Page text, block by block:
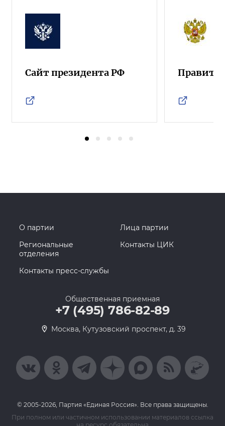
Сайт президента РФ
О партии
Лица партии
Региональные
отделения
Контакты ЦИК
Контакты пресс-службы
Общественная приемная
+7 (495) 786-82-89
Москва, Кутузовский проспект, д. 39
© 2005-2026, Партия «Единая Россия». Все права защищены.
При полном или частичном использовании материалов ссылка